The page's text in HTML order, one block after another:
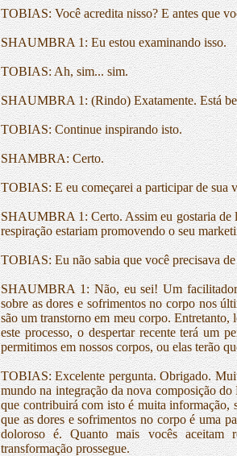
TOBIAS: Você acredita nisso? E antes que
SHAUMBRA 1: Eu estou examinando isso.
TOBIAS: Ah, sim... sim.
SHAUMBRA 1: (Rindo) Exatamente. Está
TOBIAS: Continue inspirando isto.
SHAMBRA: Certo.
TOBIAS: E eu começarei a participar de sua
SHAUMBRA 1: Certo. Assim eu gostaria de
respiração estariam promovendo o seu
TOBIAS: Eu não sabia que você precisava
SHAUMBRA 1: Não, eu sei! Um
sobre as dores e sofrimentos no corpo nos
são um transtorno em meu corpo.
este processo, o despertar recente terá um
permitimos em nossos corpos, ou elas terão
TOBIAS: Excelente pergunta. Obrigado.
mundo na integração da nova composição
que contribuirá com isto é muita informação,
que as dores e sofrimentos no corpo é uma
doloroso é. Quanto mais vocês aceitam
transformação prossegue.